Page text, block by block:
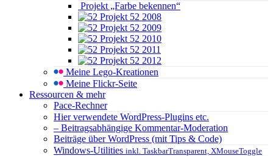
Projekt „Farbe bekennen“
Projekt 52 2008
Projekt 52 2009
Projekt 52 2010
Projekt 52 2011
Projekt 52 2012
Meine Lego-Kreationen
Meine Flickr-Seite
Ressourcen & mehr
Pace-Rechner
Hier verwendete WordPress-Plugins etc.
– Beitragsabhängige Kommentar-Moderation
Beiträge über WordPress (mit Tips & Code)
Windows-Utilities inkl. TaskbarTransparent, XMouseToggle